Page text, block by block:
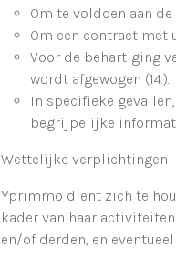
Om te voldoen aan
Om een contract met
Voor de behartiging
wordt afgewogen (14.).
In specifieke
begrijpelijke
Wettelijke verplichtingen
Yprimmo dient zich te
kader van haar
en/of derden, en